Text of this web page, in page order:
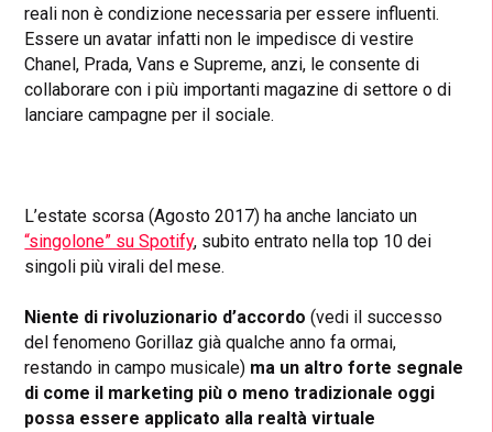
reali non è condizione necessaria per essere influenti.
Essere un avatar infatti non le impedisce di vestire
Chanel, Prada, Vans e Supreme, anzi, le consente di
collaborare con i più importanti magazine di settore o di
lanciare campagne per il sociale.
L’estate scorsa (Agosto 2017) ha anche lanciato un
“singolone” su Spotify, subito entrato nella top 10 dei
singoli più virali del mese.
Niente di rivoluzionario d’accordo (vedi il successo
del fenomeno Gorillaz già qualche anno fa ormai,
restando in campo musicale) ma un altro forte segnale
di come il marketing più o meno tradizionale oggi
possa essere applicato alla realtà virtuale